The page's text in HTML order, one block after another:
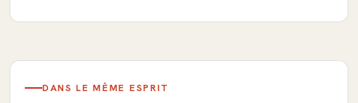
DANS LE MÊME ESPRIT